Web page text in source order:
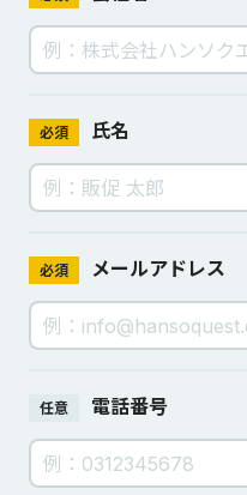
必須 氏名
必須 メールアドレス
任意 電話番号